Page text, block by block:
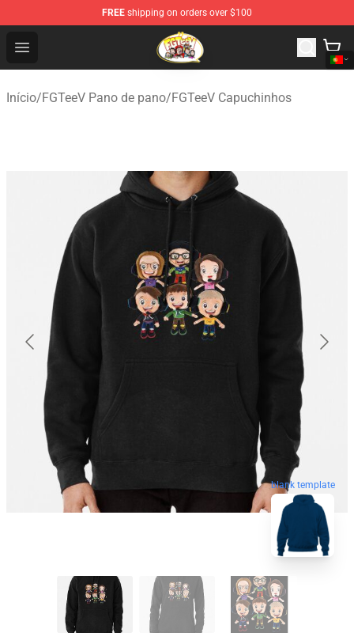
FREE shipping on orders over $100
Open menu
FGTeeV Store - Official FGTeeV Merchandise Shop
Início/FGTeeV Pano de pano/FGTeeV Capuchinhos
blank template